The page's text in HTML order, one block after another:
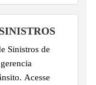
Sinistros de
Acesse